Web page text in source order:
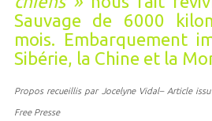
Sauvage de 6000
mois. Embarquement
Sibérie, la Chine et la
Propos recueillis par Jocelyne Vidal– Article
Free Presse